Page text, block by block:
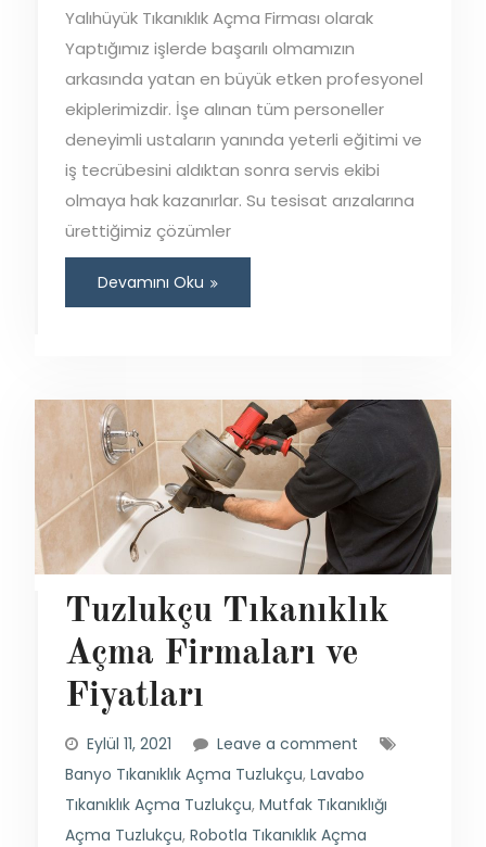
Yalıhüyük Tıkanıklık Açma Firması olarak
Yaptığımız işlerde başarılı olmamızın
arkasında yatan en büyük etken profesyonel
ekiplerimizdir. İşe alınan tüm personeller
deneyimli ustaların yanında yeterli eğitimi ve
iş tecrübesini aldıktan sonra servis ekibi
olmaya hak kazanırlar. Su tesisat arızalarına
ürettiğimiz çözümler
Devamını Oku
Tuzlukçu Tıkanıklık
Açma Firmaları ve
Fiyatları
Eylül 11, 2021
Leave a comment
Banyo Tıkanıklık Açma Tuzlukçu, Lavabo
Tıkanıklık Açma Tuzlukçu, Mutfak Tıkanıklığı
Açma Tuzlukçu, Robotla Tıkanıklık Açma